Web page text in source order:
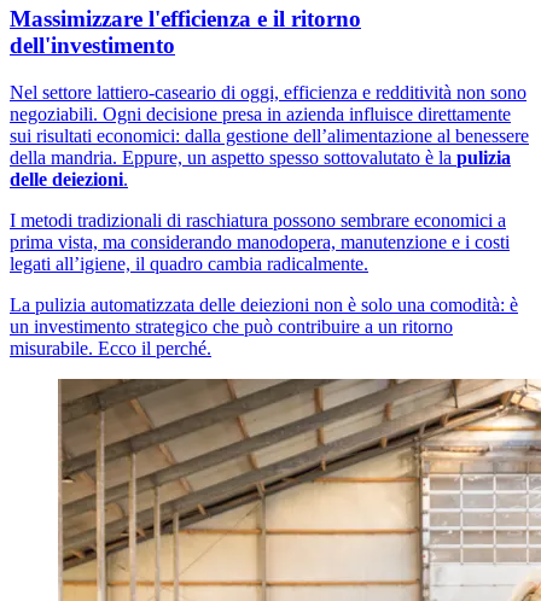
Massimizzare l'efficienza e il ritorno
dell'investimento
Nel settore lattiero-caseario di oggi, efficienza e redditività non sono
negoziabili. Ogni decisione presa in azienda influisce direttamente
sui risultati economici: dalla gestione dell’alimentazione al benessere
della mandria. Eppure, un aspetto spesso sottovalutato è la pulizia
delle deiezioni.
I metodi tradizionali di raschiatura possono sembrare economici a
prima vista, ma considerando manodopera, manutenzione e i costi
legati all’igiene, il quadro cambia radicalmente.
La pulizia automatizzata delle deiezioni non è solo una comodità: è
un investimento strategico che può contribuire a un ritorno
misurabile. Ecco il perché.